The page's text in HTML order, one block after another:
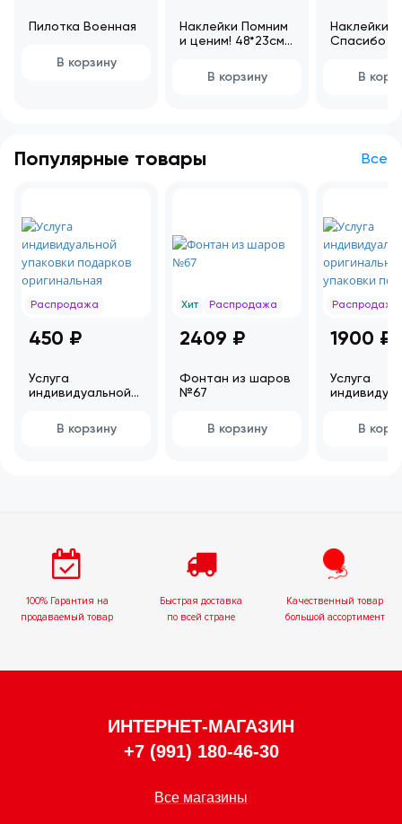
Пилотка Военная
В корзину
Наклейки Помним
и ценим! 48*23см
В корзину
Наклейки
Спасибо
CSQ00017
В
Популярные товары Все
Распродажа
450 ₽
Услуга
индивидуальной
подарков
оригинальная
В корзину
Хит Распродажа
2409 ₽
Фонтан из шаров
№67
В корзину
Распродажа
1900 ₽
Услуга
упаковки
подарков
В
100% Гарантия на
продаваемый товар
Быстрая доставка
по всей стране
Качественный товар
большой ассортимент
ИНТЕРНЕТ-МАГАЗИН
+7 (991) 180-46-30
Все магазины